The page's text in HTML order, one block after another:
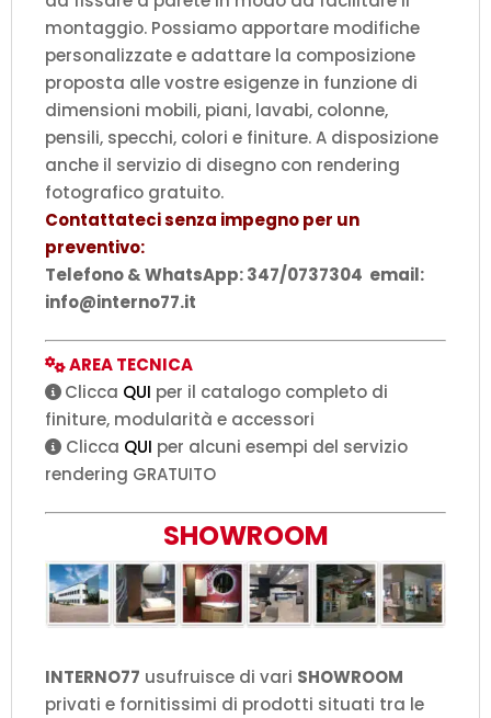
montaggio. Possiamo apportare modifiche
personalizzate e adattare la composizione
proposta alle vostre esigenze in funzione di
dimensioni mobili, piani, lavabi, colonne,
pensili, specchi, colori e finiture. A disposizione
anche il servizio di disegno con rendering
fotografico gratuito.
Contattateci senza impegno per un
preventivo:
Telefono & WhatsApp: 347/0737304 email:
info@interno77.it
AREA TECNICA
Clicca QUI per il catalogo completo di
finiture, modularità e accessori
Clicca QUI per alcuni esempi del servizio
rendering GRATUITO
SHOWROOM
INTERNO77 usufruisce di vari SHOWROOM
privati e fornitissimi di prodotti situati tra le